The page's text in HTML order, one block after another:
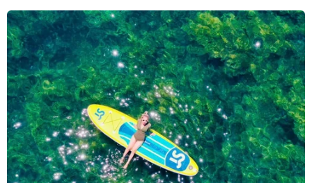
Hạ tầng AI - động lực tăng trưởng
mới của Đông Nam Á
07/08/2026 10:19
VN-Index tăng hơn 3 điểm nhờ sức
bật nhóm dầu khí
07/08/2026 09:36